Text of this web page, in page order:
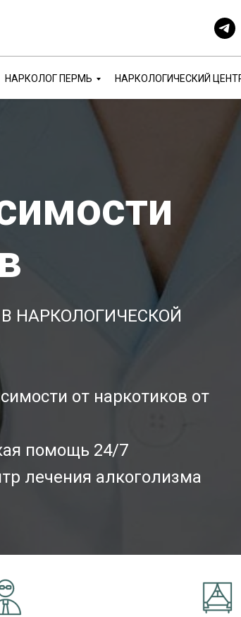
НАРКОЛОГ ПЕРМЬ НАРКОЛОГИЧЕСКИЙ
НАРКОЛОГИЧЕСКОЙ
от наркотиков от
помощь 24/7
лечения алкоголизма